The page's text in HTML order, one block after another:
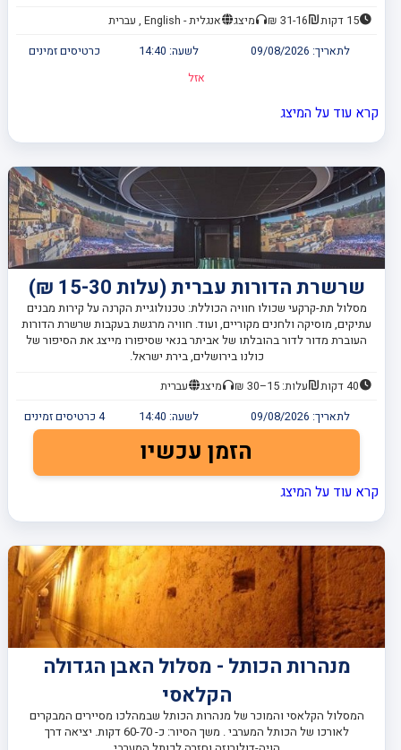
15 דקות 31-16 ₪ מיצג
אנגלית - English , עברית
לתאריך: 09/08/2026 לשעה: 14:40
כרטיסים זמינים
אזל
קרא עוד על המיצג
שרשרת הדורות עברית (עלות 15-30 ₪)
מסלול תת-קרקעי שכולו חוויה הכוללת: טכנולוגיית הקרנה על קירות מבנים
עתיקים, מוסיקה ולחנים מקוריים, ועוד. חוויה מרגשת בעקבות שרשרת הדורות
העוברת מדור לדור בהובלתו של אביתר בנאי שסיפורו מייצג את הסיפור של
כולנו בירושלים, בירת ישראל.
40 דקות עלות: 15–30 ₪ מיצג
עברית
לתאריך: 09/08/2026 לשעה: 14:40
4 כרטיסים זמינים
הזמן עכשיו
קרא עוד על המיצג
מנהרות הכותל - מסלול האבן הגדולה
הקלאסי
המסלול הקלאסי והמוכר של מנהרות הכותל שבמהלכו מסיירים המבקרים
לאורכו של הכותל המערבי . משך הסיור: כ- 60-70 דקות. יציאה דרך